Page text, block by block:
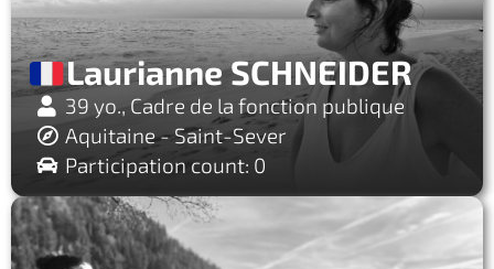
Laurianne SCHNEIDER
39 yo., Cadre de la fonction publique
Aquitaine - Saint-Sever
Participation count: 0